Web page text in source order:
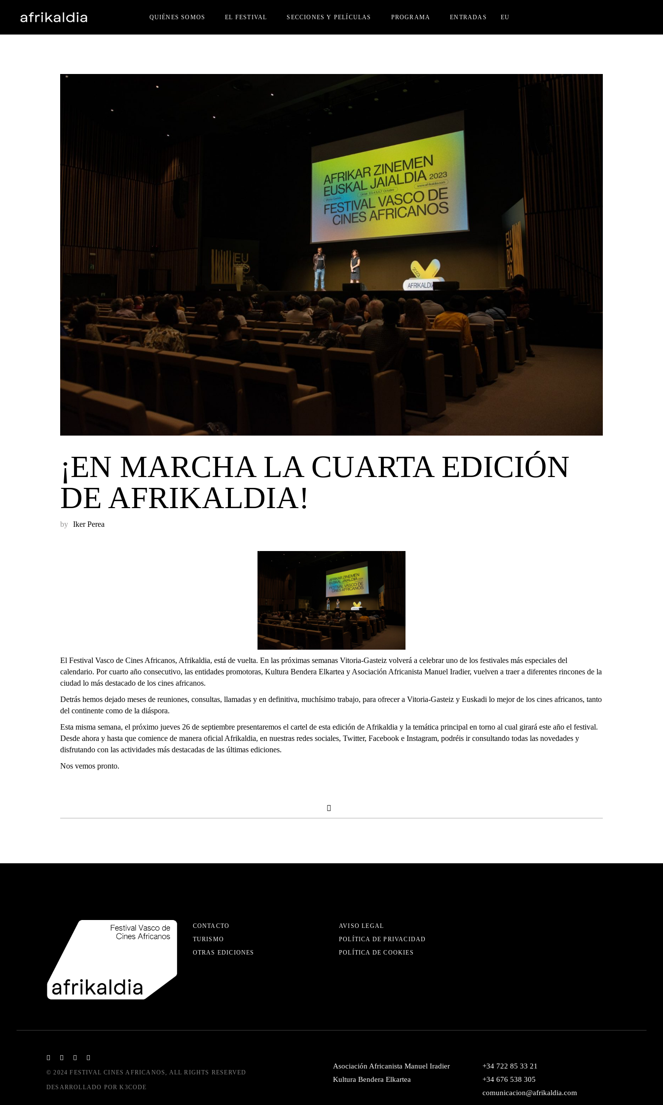
QUIÉNES SOMOS EL FESTIVAL
INSCRIPCIÓN PELÍCULAS
PERSONAS INVITADAS
SECCIONES Y PELÍCULAS
ACTIVIDADES PARALELAS
PROGRAMA ENTRADAS
IAK IZASKUN ARRUE KULTURGUNEA
EU
¡EN MARCHA LA CUARTA EDICIÓN
DE AFRIKALDIA!
by Iker Perea
El Festival Vasco de Cines Africanos, Afrikaldia, está de vuelta. En las próximas semanas Vitoria-Gasteiz volverá a celebrar uno de los festivales más especiales del
calendario. Por cuarto año consecutivo, las entidades promotoras, Kultura Bendera Elkartea y Asociación Africanista Manuel Iradier, vuelven a traer a diferentes rincones de la
ciudad lo más destacado de los cines africanos.
Detrás hemos dejado meses de reuniones, consultas, llamadas y en definitiva, muchísimo trabajo, para ofrecer a Vitoria-Gasteiz y Euskadi lo mejor de los cines africanos, tanto
del continente como de la diáspora.
Esta misma semana, el próximo jueves 26 de septiembre presentaremos el cartel de esta edición de Afrikaldia y la temática principal en torno al cual girará este año el festival.
Desde ahora y hasta que comience de manera oficial Afrikaldia, en nuestras redes sociales, Twitter, Facebook e Instagram, podréis ir consultando todas las novedades y
disfrutando con las actividades más destacadas de las últimas ediciones.
Nos vemos pronto.
CONTACTO
TURISMO
OTRAS EDICIONES
AVISO LEGAL
POLÍTICA DE PRIVACIDAD
POLÍTICA DE COOKIES
© 2024FESTIVAL CINES AFRICANOS, ALL RIGHTS RESERVED
DESARROLLADO PORK3CODE
Asociación Africanista Manuel Iradier
Kultura Bendera Elkartea
+34 722 85 33 21
+34 676 538 305
comunicacion@afrikaldia.com